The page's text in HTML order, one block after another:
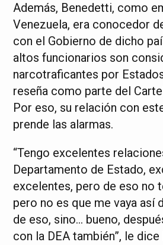
Además, Benedetti, como
Venezuela, era conocedor
con el Gobierno de dicho
altos funcionarios son
narcotraficantes por
reseña como parte del
Por eso, su relación con
prende las alarmas.
“Tengo excelentes
Departamento de Estado,
excelentes, pero de eso no
pero no es que me vaya así
de eso, sino… bueno,
con la DEA también”, le